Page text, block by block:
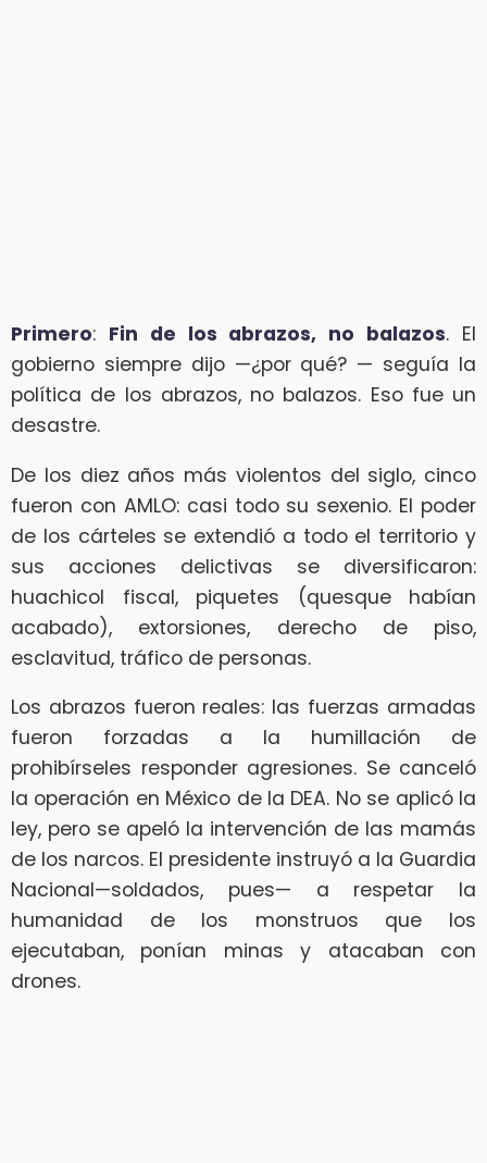
Primero: Fin de los abrazos, no balazos. El
gobierno siempre dijo —¿por qué? — seguía la
política de los abrazos, no balazos. Eso fue un
desastre.
De los diez años más violentos del siglo, cinco
fueron con AMLO: casi todo su sexenio. El poder
de los cárteles se extendió a todo el territorio y
sus acciones delictivas se diversificaron:
huachicol fiscal, piquetes (quesque habían
acabado), extorsiones, derecho de piso,
esclavitud, tráfico de personas.
Los abrazos fueron reales: las fuerzas armadas
fueron forzadas a la humillación de
prohibírseles responder agresiones. Se canceló
la operación en México de la DEA. No se aplicó la
ley, pero se apeló la intervención de las mamás
de los narcos. El presidente instruyó a la Guardia
Nacional—soldados, pues— a respetar la
humanidad de los monstruos que los
ejecutaban, ponían minas y atacaban con
drones.